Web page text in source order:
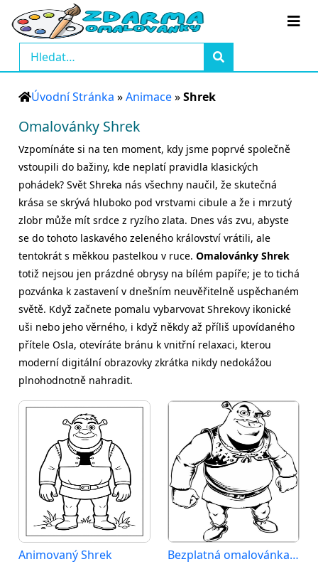
Úvodní Stránka »Animace»Shrek
Omalovánky Shrek
Vzpomínáte si na ten moment, kdy jsme poprvé společně
vstoupili do bažiny, kde neplatí pravidla klasických
pohádek? Svět Shreka nás všechny naučil, že skutečná
krása se skrývá hluboko pod vrstvami cibule a že i mrzutý
zlobr může mít srdce z ryzího zlata. Dnes vás zvu, abyste
se do tohoto laskavého zeleného království vrátili, ale
tentokrát s měkkou pastelkou v ruce. Omalovánky Shrek
totiž nejsou jen prázdné obrysy na bílém papíře; je to tichá
pozvánka k zastavení v dnešním neuvěřitelně uspěchaném
světě. Když začnete pomalu vybarvovat Shrekovy ikonické
uši nebo jeho věrného, i když někdy až příliš upovídaného
přítele Osla, otevíráte bránu k vnitřní relaxaci, kterou
moderní digitální obrazovky zkrátka nikdy nedokážou
plnohodnotně nahradit.
Animovaný Shrek Bezplatná omalovánka Shreka